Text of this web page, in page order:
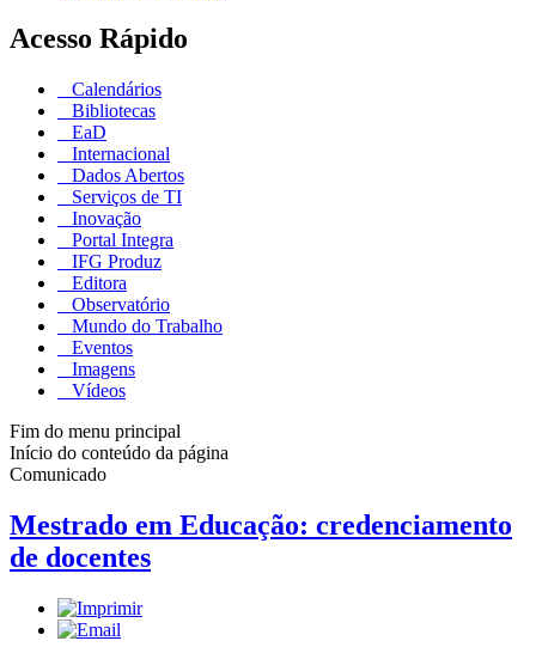
Acesso Rápido
Calendários
Bibliotecas
EaD
Internacional
Dados Abertos
Serviços de TI
Inovação
Portal Integra
IFG Produz
Editora
Observatório
Mundo do Trabalho
Eventos
Imagens
Vídeos
Fim do menu principal
Início do conteúdo da página
Comunicado
Mestrado em Educação: credenciamento
de docentes